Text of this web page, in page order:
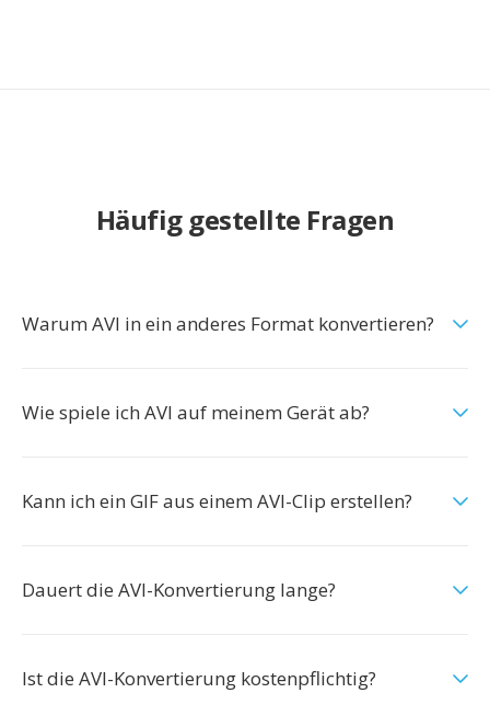
Häufig gestellte Fragen
Warum AVI in ein anderes Format konvertieren?
Wie spiele ich AVI auf meinem Gerät ab?
Kann ich ein GIF aus einem AVI-Clip erstellen?
Dauert die AVI-Konvertierung lange?
Ist die AVI-Konvertierung kostenpflichtig?